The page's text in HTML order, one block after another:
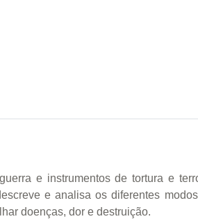
e instrumentos de tortura e
e analisa os diferentes
doenças, dor e destruição.